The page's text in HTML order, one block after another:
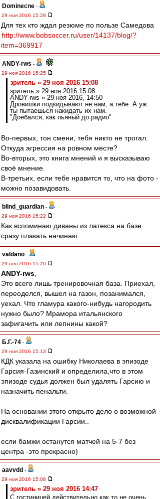
Dominecne -
29 ноя 2016 15:28
Для тех кто ждал резюме по пользе Самедова
http://www.bobsoccer.ru/user/14137/blog/?
item=369917
ANDY-rws -
29 ноя 2016 15:25
зpитель » 29 ноя 2016 15:08
зpитель » 29 ноя 2016 15:08
ANDY-rws » 29 ноя 2016, 14:50
Дровишки подкидывают не нам, а тебе. А уж
ты пытаешься накидать их нам.
"Доебался, как пьяный до радио"
Во-первых, тон смени, тебя никто не трогал.
Откуда агрессия на ровном месте?
Во-вторых, это книга мнений и я высказываю
своё мнение.
В-третьих, если тебе нравится то, что на фото -
можно позавидовать.
blind_guardian -
29 ноя 2016 15:22
Как вспоминаю диваны из латекса на базе
сразу плакать начинаю.
valdano -
29 ноя 2016 15:20
ANDY-rws
Это всего лишь тренировочная база. Приехал,
переоделся, вышел на газон, позанимался,
уехал. Что гламура какого-нибудь нагородить
нужно было? Мрамора итальянского
зафигачить или лепнины какой?
Б.Г.-74 -
29 ноя 2016 15:13
КДК указала на ошибку Николаева в эпизоде
Гарсия-Газинский и определила,что в этом
эпизоде судья должен был удалять Гарсию и
назначить пенальти.
На основании этого открыто дело о возможной
дисквалификации Гарсии..
если бамжи останутся матчей на 5-7 без
центра -это прекрасно)
aavvdd -
29 ноя 2016 15:08
зpитель » 29 ноя 2016 14:47
С гостиницей действительно как то не очень.